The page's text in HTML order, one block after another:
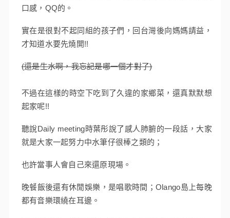
口感，QQ的。
實在是很對不起同組的孩子們，回台灣後向媽媽請益，
才知道水要先燒開!!
(還是生水啊，我忘記是哪一個才對了)
不過在這樣的時空下吃到了久違的家鄉菜，還真默默想
起家呢!!
聽說Daily meeting時葉彤說了感人肺腑的一段話，大家
就是大家一起努力中水筆仔很棒之類的；
也許當事人會自己來還原現場。
晚餐飯後還有休閒娛樂，是唱歌時間；Olango島上每晚
都有音樂環繞在耳邊。